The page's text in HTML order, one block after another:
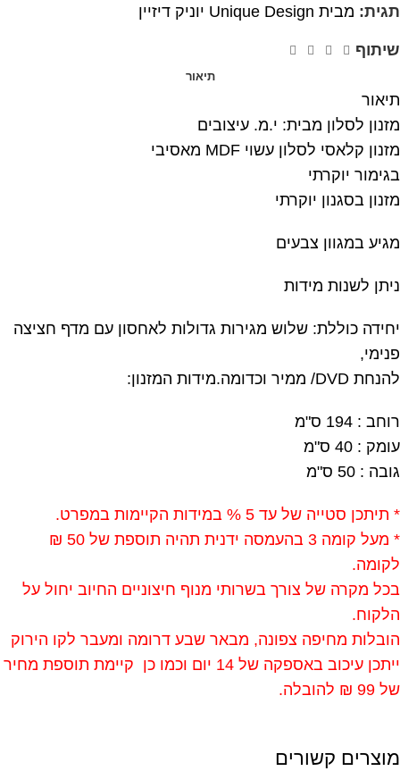
תגית: מבית Unique Design יוניק דיזיין
שיתוף
תיאור
תיאור
מזנון לסלון מבית: י.מ. עיצובים
מזנון קלאסי לסלון עשוי MDF מאסיבי
בגימור יוקרתי
מזנון בסגנון יוקרתי
מגיע במגוון צבעים
ניתן לשנות מידות
יחידה כוללת: שלוש מגירות גדולות לאחסון עם מדף חציצה
פנימי,
להנחת DVD/ ממיר וכדומה.מידות המזנון:
רוחב : 194 ס"מ
עומק : 40 ס"מ
גובה : 50 ס"מ
* תיתכן סטייה של עד 5 % במידות הקיימות במפרט.
* מעל קומה 3 בהעמסה ידנית תהיה תוספת של 50 ₪
לקומה.
בכל מקרה של צורך בשרותי מנוף חיצוניים החיוב יחול על
הלקוח.
הובלות מחיפה צפונה, מבאר שבע דרומה ומעבר לקו הירוק
ייתכן עיכוב באספקה של 14 יום וכמו כן קיימת תוספת מחיר
של 99 ₪ להובלה.
מוצרים קשורים